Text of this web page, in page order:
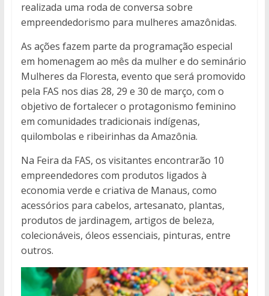
realizada uma roda de conversa sobre
empreendedorismo para mulheres amazônidas.
As ações fazem parte da programação especial
em homenagem ao mês da mulher e do seminário
Mulheres da Floresta, evento que será promovido
pela FAS nos dias 28, 29 e 30 de março, com o
objetivo de fortalecer o protagonismo feminino
em comunidades tradicionais indígenas,
quilombolas e ribeirinhas da Amazônia.
Na Feira da FAS, os visitantes encontrarão 10
empreendedores com produtos ligados à
economia verde e criativa de Manaus, como
acessórios para cabelos, artesanato, plantas,
produtos de jardinagem, artigos de beleza,
colecionáveis, óleos essenciais, pinturas, entre
outros.